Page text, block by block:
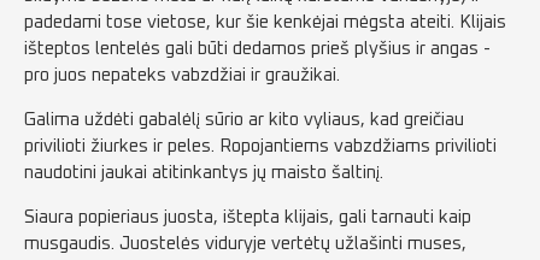
padedami tose vietose, kur šie kenkėjai mėgsta ateiti. Klijais
išteptos lentelės gali būti dedamos prieš plyšius ir angas -
pro juos nepateks vabzdžiai ir graužikai.
Galima uždėti gabalėlį sūrio ar kito vyliaus, kad greičiau
privilioti žiurkes ir peles. Ropojantiems vabzdžiams privilioti
naudotini jaukai atitinkantys jų maisto šaltinį.
Siaura popieriaus juosta, ištepta klijais, gali tarnauti kaip
musgaudis. Juostelės viduryje vertėtų užlašinti muses,